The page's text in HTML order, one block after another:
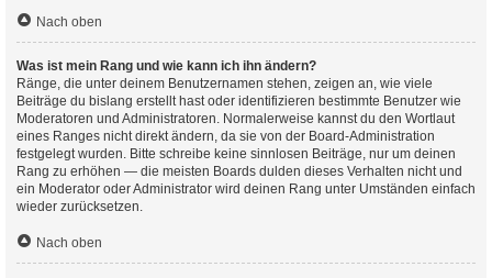
Nach oben
Was ist mein Rang und wie kann ich ihn ändern?
Ränge, die unter deinem Benutzernamen stehen, zeigen an, wie viele
Beiträge du bislang erstellt hast oder identifizieren bestimmte Benutzer wie
Moderatoren und Administratoren. Normalerweise kannst du den Wortlaut
eines Ranges nicht direkt ändern, da sie von der Board-Administration
festgelegt wurden. Bitte schreibe keine sinnlosen Beiträge, nur um deinen
Rang zu erhöhen — die meisten Boards dulden dieses Verhalten nicht und
ein Moderator oder Administrator wird deinen Rang unter Umständen einfach
wieder zurücksetzen.
Nach oben